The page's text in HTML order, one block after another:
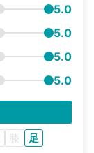
5.0
5.0
5.0
5.0
膝 足